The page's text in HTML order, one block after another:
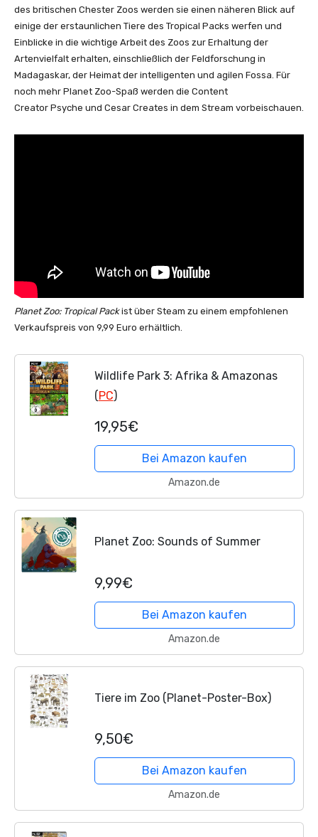
des britischen Chester Zoos werden sie einen näheren Blick auf
einige der erstaunlichen Tiere des Tropical Packs werfen und
Einblicke in die wichtige Arbeit des Zoos zur Erhaltung der
Artenvielfalt erhalten, einschließlich der Feldforschung in
Madagaskar, der Heimat der intelligenten und agilen Fossa. Für
noch mehr Planet Zoo-Spaß werden die Content
Creator Psyche und Cesar Creates in dem Stream vorbeischauen.
Planet Zoo: Tropical Packist über Steam zu einem empfohlenen
Verkaufspreis von 9,99 Euro erhältlich.
Wildlife Park 3: Afrika & Amazonas
(PC)
19,95€
Bei Amazon kaufen
Amazon.de
Planet Zoo: Sounds of Summer
9,99€
Bei Amazon kaufen
Amazon.de
Tiere im Zoo (Planet-Poster-Box)
9,50€
Bei Amazon kaufen
Amazon.de